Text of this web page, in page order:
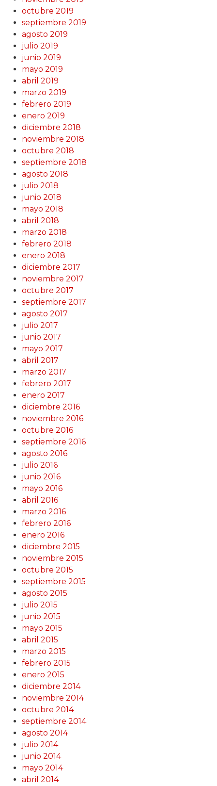
octubre 2019
septiembre 2019
agosto 2019
julio 2019
junio 2019
mayo 2019
abril 2019
marzo 2019
febrero 2019
enero 2019
diciembre 2018
noviembre 2018
octubre 2018
septiembre 2018
agosto 2018
julio 2018
junio 2018
mayo 2018
abril 2018
marzo 2018
febrero 2018
enero 2018
diciembre 2017
noviembre 2017
octubre 2017
septiembre 2017
agosto 2017
julio 2017
junio 2017
mayo 2017
abril 2017
marzo 2017
febrero 2017
enero 2017
diciembre 2016
noviembre 2016
octubre 2016
septiembre 2016
agosto 2016
julio 2016
junio 2016
mayo 2016
abril 2016
marzo 2016
febrero 2016
enero 2016
diciembre 2015
noviembre 2015
octubre 2015
septiembre 2015
agosto 2015
julio 2015
junio 2015
mayo 2015
abril 2015
marzo 2015
febrero 2015
enero 2015
diciembre 2014
noviembre 2014
octubre 2014
septiembre 2014
agosto 2014
julio 2014
junio 2014
mayo 2014
abril 2014